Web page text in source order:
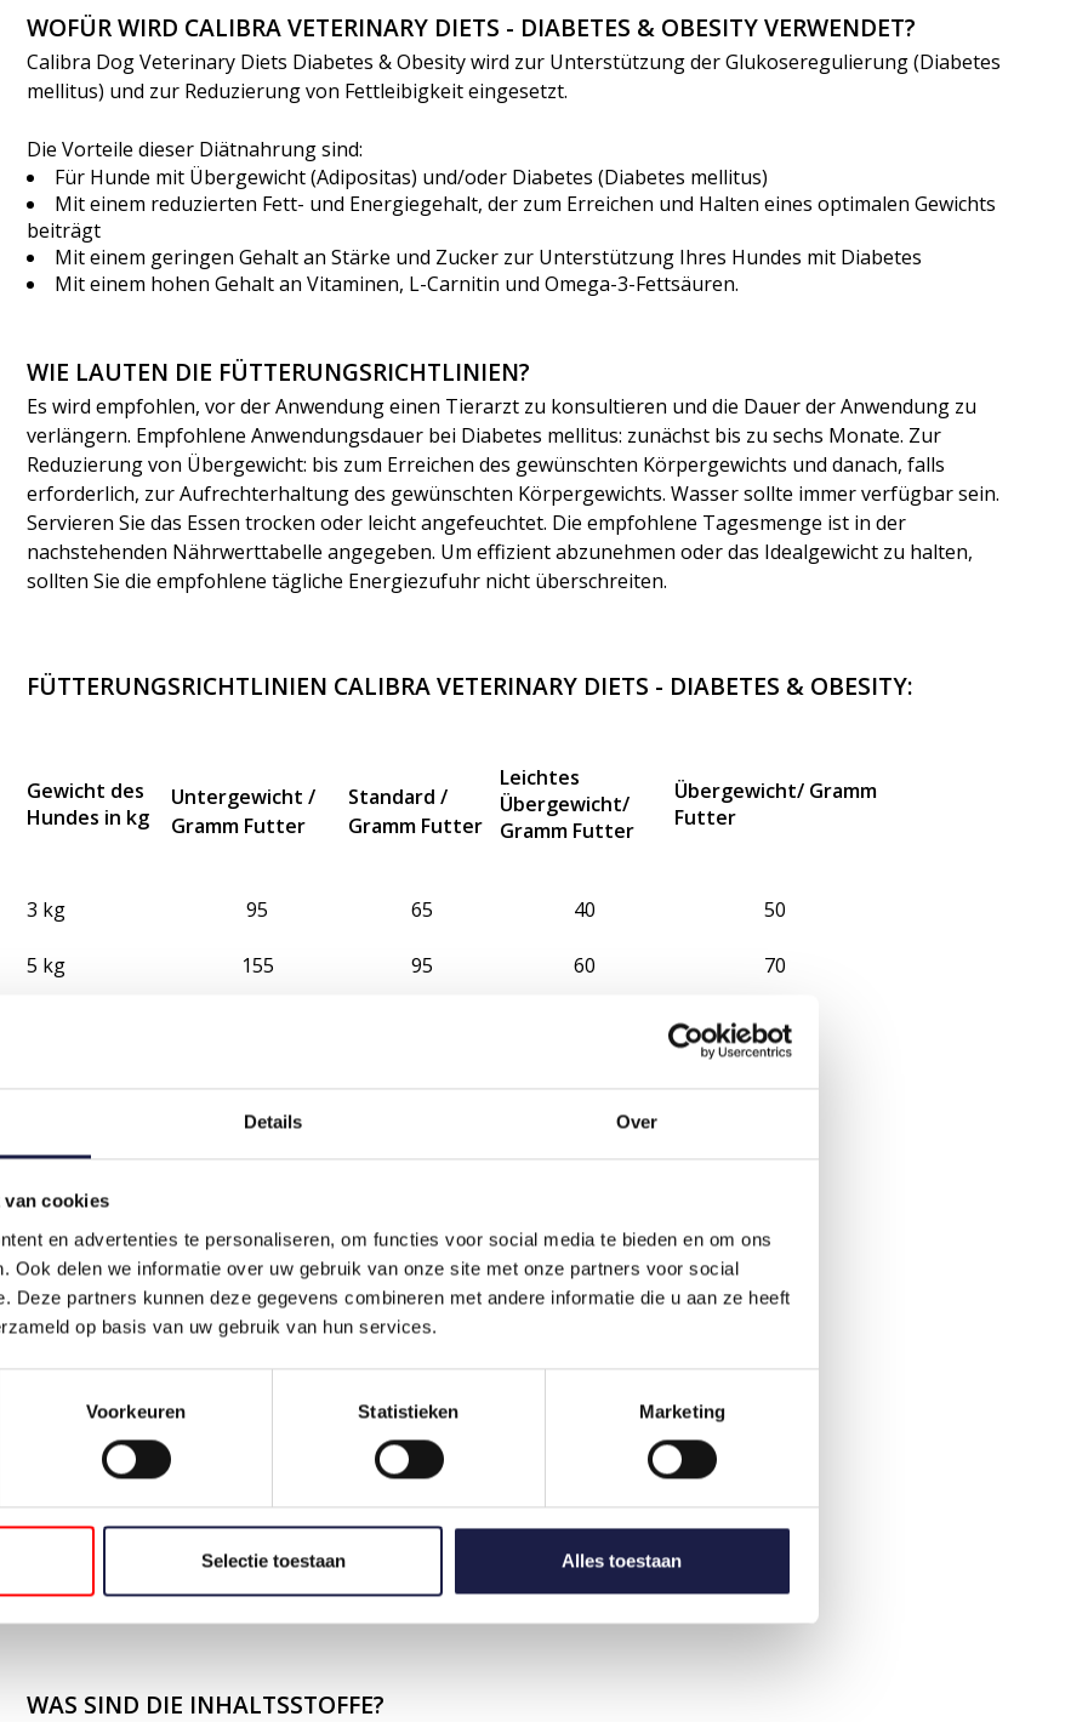
Details Over
van cookies
en advertenties te personaliseren, om functies voor social media te bieden en om ons
Ook delen we informatie over uw gebruik van onze site met onze partners voor social
Deze partners kunnen deze gegevens combineren met andere informatie die u aan ze heeft
op basis van uw gebruik van hun services.
Voorkeuren Statistieken Marketing
Selectie toestaan Alles toestaan
WOFÜR WIRD CALIBRA VETERINARY DIETS - DIABETES & OBESITY VERWENDET?
Calibra Dog Veterinary Diets Diabetes & Obesity wird zur Unterstützung der Glukoseregulierung (Diabetes
mellitus) und zur Reduzierung von Fettleibigkeit eingesetzt.
Die Vorteile dieser Diätnahrung sind:
Für Hunde mit Übergewicht (Adipositas) und/oder Diabetes (Diabetes mellitus)
Mit einem reduzierten Fett- und Energiegehalt, der zum Erreichen und Halten eines optimalen Gewichts
beiträgt
Mit einem geringen Gehalt an Stärke und Zucker zur Unterstützung Ihres Hundes mit Diabetes
Mit einem hohen Gehalt an Vitaminen, L-Carnitin und Omega-3-Fettsäuren.
WIE LAUTEN DIE FÜTTERUNGSRICHTLINIEN?
Es wird empfohlen, vor der Anwendung einen Tierarzt zu konsultieren und die Dauer der Anwendung zu
verlängern. Empfohlene Anwendungsdauer bei Diabetes mellitus: zunächst bis zu sechs Monate. Zur
Reduzierung von Übergewicht: bis zum Erreichen des gewünschten Körpergewichts und danach, falls
erforderlich, zur Aufrechterhaltung des gewünschten Körpergewichts. Wasser sollte immer verfügbar sein.
Servieren Sie das Essen trocken oder leicht angefeuchtet. Die empfohlene Tagesmenge ist in der
nachstehenden Nährwerttabelle angegeben. Um effizient abzunehmen oder das Idealgewicht zu halten,
sollten Sie die empfohlene tägliche Energiezufuhr nicht überschreiten.
FÜTTERUNGSRICHTLINIEN CALIBRA VETERINARY DIETS - DIABETES & OBESITY:
Gewicht des
Hundes in kg
Untergewicht /
Gramm Futter
Standard /
Gramm Futter
Leichtes
Übergewicht/
Gramm Futter
Übergewicht/ Gramm
Futter
3 kg 95 65 40 50
5 kg 155 95 60 70
120
385
25 kg
30 kg 520 360 240 280
35 kg 585 405 270 315
490
530
55 kg 820 570 380 440
WAS SIND DIE INHALTSSTOFFE?